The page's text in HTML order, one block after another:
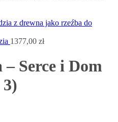
1377,00 zł
Serce i Dom